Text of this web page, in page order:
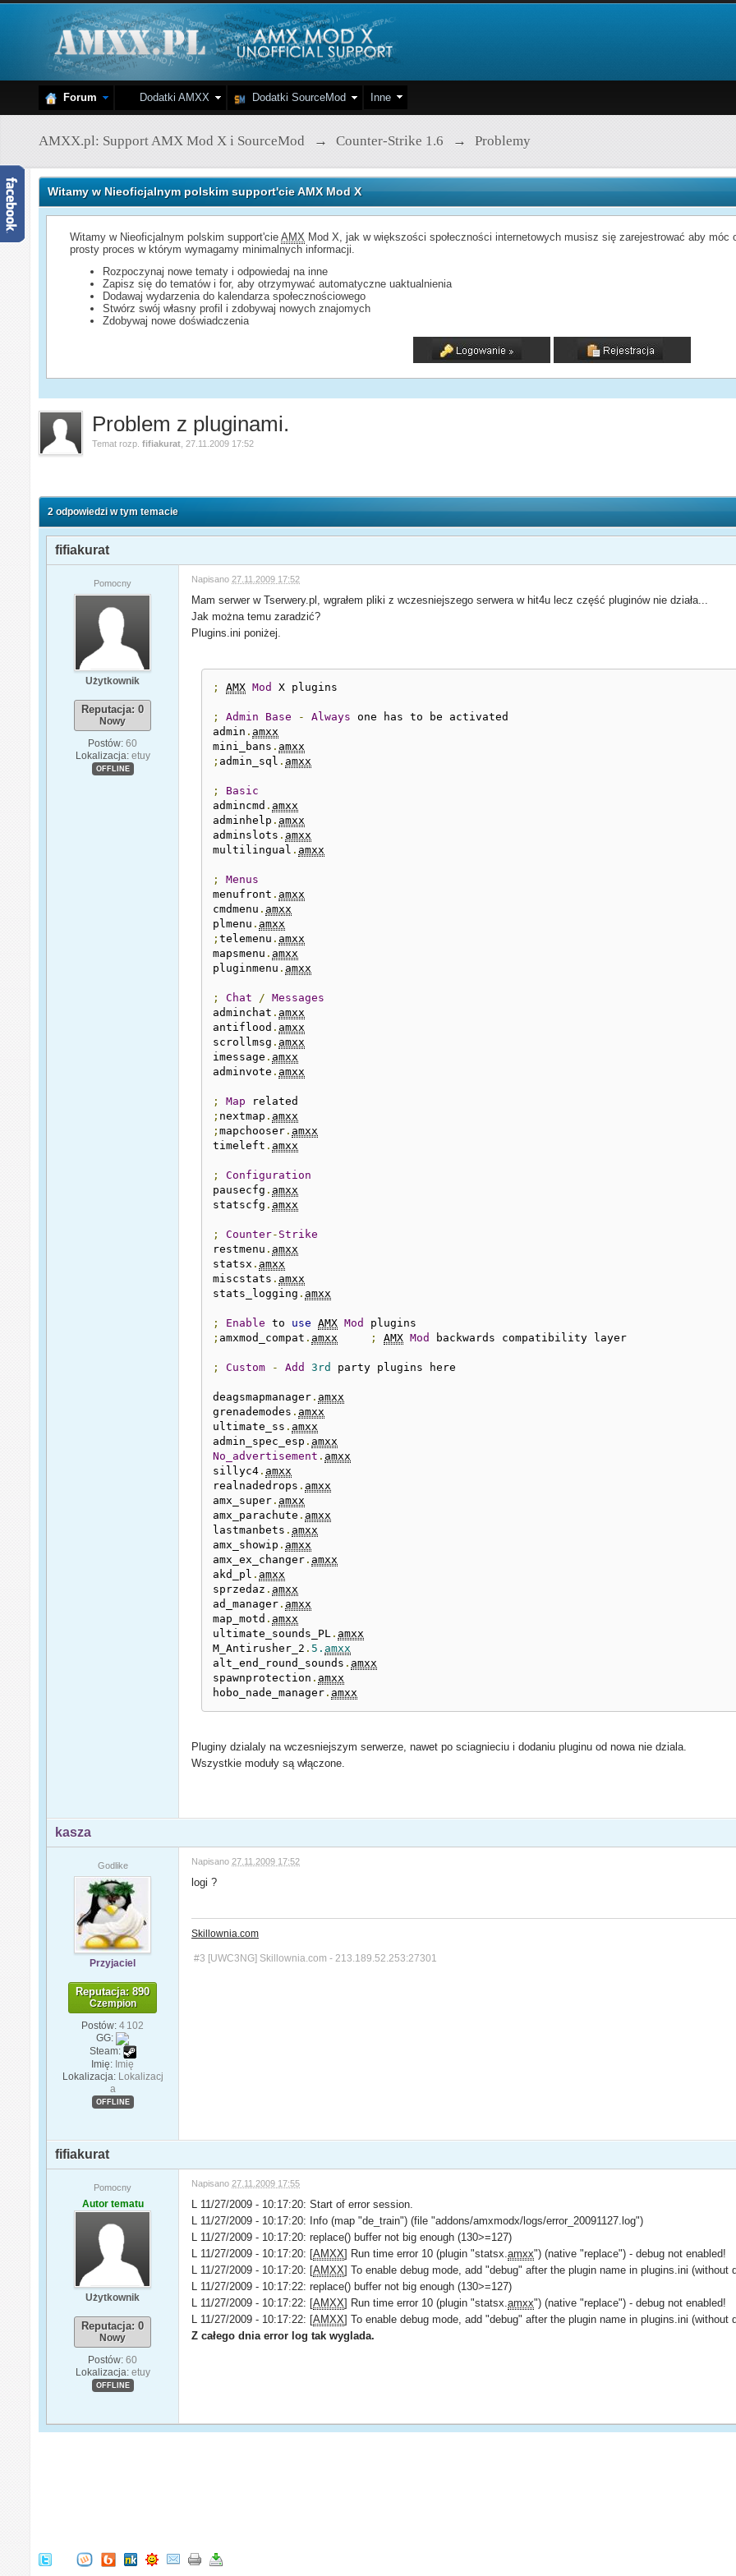
Forum Dodatki AMXX Dodatki SourceMod Inne
AMXX.pl: Support AMX Mod X i SourceMod → Counter-Strike 1.6 → Problemy
Witamy w Nieoficjalnym polskim support'cie AMX Mod X
Witamy w Nieoficjalnym polskim support'cieAMX Mod X, jak w większości społeczności internetowych musisz się zarejestrować aby
prosty proces w którym wymagamy minimalnych informacji.
Rozpoczynaj nowe tematy i odpowiedaj na inne
Zapisz się do tematów i for, aby otrzymywać automatyczne uaktualnienia
Dodawaj wydarzenia do kalendarza społecznościowego
Stwórz swój własny profil i zdobywaj nowych znajomych
Zdobywaj nowe doświadczenia
Problem z pluginami.
Temat rozp.fifiakurat 27.11.2009 17:52
2 odpowiedzi w tym temacie
fifiakurat
Pomocny
Użytkownik
Reputacja: 0
Nowy
Postów: 60
Lokalizacja: etuy
OFFLINE
Napisano 27.11.2009 17:52
Mam serwer w Tserwery.pl, wgrałem pliki z wczesniejszego serwera w hit4u lecz część pluginów nie działa...
Jak można temu zaradzić?
Plugins.ini poniżej.
; AMX Mod X plugins
; Admin Base - Always one has to be activated
admin . amxx
mini_bans . amxx
; admin_sql . amxx
;
Basic
admincmd . amxx
adminhelp . amxx
adminslots . amxx
multilingual . amxx
;
Menus
menufront . amxx
cmdmenu . amxx
plmenu . amxx
;telemenu . amxx
mapsmenu . amxx
pluginmenu . amxx
; Chat /
Messages
adminchat . amxx
antiflood . amxx
scrollmsg . amxx
imessage . amxx
adminvote . amxx
; Map
; nextmap . amxx
;mapchooser . amxx
timeleft . amxx
;
Configuration
pausecfg . amxx
statscfg . amxx
; Counter- Strike
restmenu . amxx
statsx . amxx
miscstats . amxx
stats_logging . amxx
; Enable to use AMX Mod
; amxmod_compat . amxx ; AMX Mod backwards compatibility layer
; Custom - Add 3rd party plugins here
deagsmapmanager . amxx
grenademodes . amxx
ultimate_ss . amxx
admin_spec_esp . amxx
No_advertisement . amxx
sillyc4 . amxx
realnadedrops . amxx
amx_super . amxx
amx_parachute . amxx
lastmanbets . amxx
amx_showip . amxx
amx_ex_changer . amxx
akd_pl . amxx
sprzedaz . amxx
ad_manager . amxx
map_motd . amxx
ultimate_sounds_PL . amxx
M_Antirusher_2 . 5. amxx
alt_end_round_sounds . amxx
spawnprotection . amxx
hobo_nade_manager . amxx
Pluginy dzialaly na wczesniejszym serwerze, nawet po sciagnieciu i dodaniu pluginu od nowa nie dziala.
Wszystkie moduły są włączone.
kasza
Godlike
Przyjaciel
Reputacja: 890
Czempion
Postów: 4 102
GG:
Steam:
Imię: Imię
Lokalizacja: Lokalizacj
a
OFFLINE
Napisano 27.11.2009 17:52
logi ?
Skillownia.com
#3 [UWC3NG] Skillownia.com - 213.189.52.253:27301
fifiakurat
Pomocny
Autor tematu
Użytkownik
Reputacja: 0
Nowy
Postów: 60
Lokalizacja: etuy
OFFLINE
Napisano 27.11.2009 17:55
L 11/27/2009 - 10:17:20: Start of error session.
L 11/27/2009 - 10:17:20: Info (map "de_train") (file "addons/amxmodx/logs/error_20091127.log")
L 11/27/2009 - 10:17:20: replace() buffer not big enough (130>=127)
L 11/27/2009 - 10:17:20: [AMXX] Run time error 10 (plugin "statsx.amxx") (native "replace") - debug not enabled!
L 11/27/2009 - 10:17:20: [AMXX] To enable debug mode, add "debug" after the plugin name in plugins.ini (without
L 11/27/2009 - 10:17:22: replace() buffer not big enough (130>=127)
L 11/27/2009 - 10:17:22: [AMXX] Run time error 10 (plugin "statsx.amxx") (native "replace") - debug not enabled!
L 11/27/2009 - 10:17:22: [AMXX] To enable debug mode, add "debug" after the plugin name in plugins.ini (without
Z całego dnia error log tak wyglada.